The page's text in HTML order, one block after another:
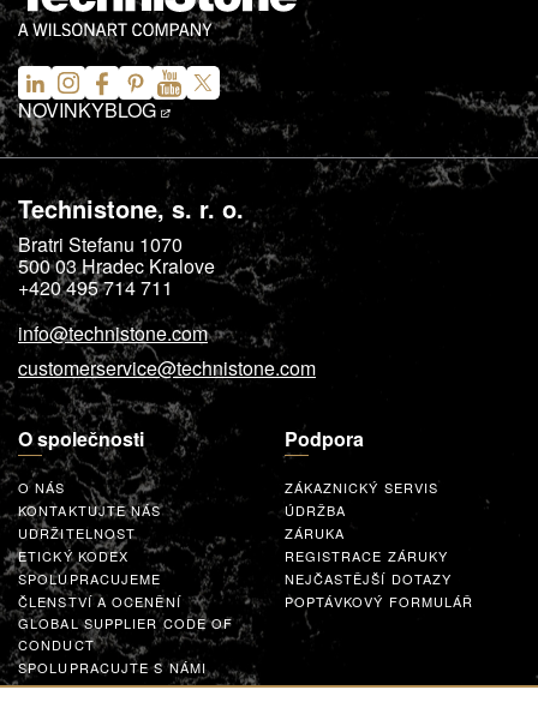
NOVINKYBLOG
Technistone, s. r. o.
Bratri Stefanu 1070
500 03Hradec Kralove
+420 495 714 711
info@technistone.com
customerservice@technistone.com
O společnosti
O NÁS
KONTAKTUJTE NÁS
UDRŽITELNOST
ETICKÝ KODEX
SPOLUPRACUJEME
ČLENSTVÍ A OCENĚNÍ
GLOBAL SUPPLIER CODE OF
CONDUCT
SPOLUPRACUJTE S NÁMI
Podpora
ZÁKAZNICKÝ SERVIS
ÚDRŽBA
ZÁRUKA
REGISTRACE ZÁRUKY
NEJČASTĚJŠÍ DOTAZY
POPTÁVKOVÝ FORMULÁŘ